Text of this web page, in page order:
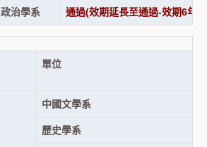
政治學系 通過(效期延長至通過-效期6年
單位
中國文學系
歷史學系